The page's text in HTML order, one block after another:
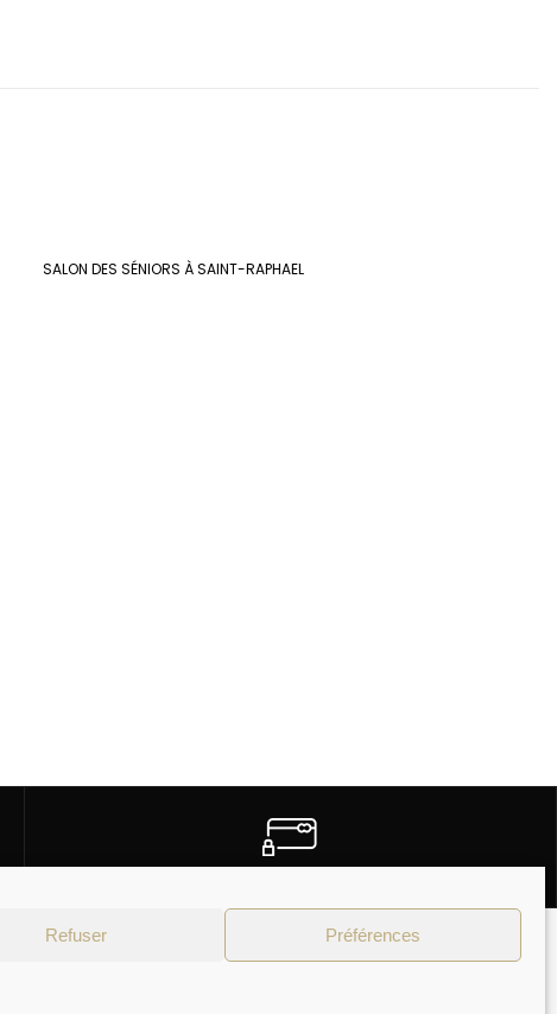
Refuser Préférences
SALON DES SÉNIORS À SAINT-RAPHAEL
Moyens de paiement